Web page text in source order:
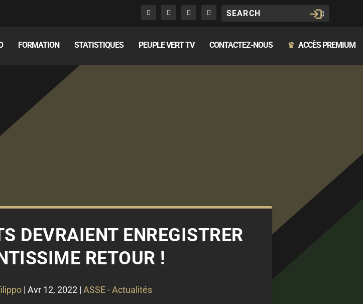
FORMATION STATISTIQUES PEUPLE VERT TV CONTACTEZ-NOUS ♛ ACCÈS PREMIUM
DEVRAIENT ENREGISTRER
RETOUR !
| Avr 12, 2022 | ASSE - Actualités